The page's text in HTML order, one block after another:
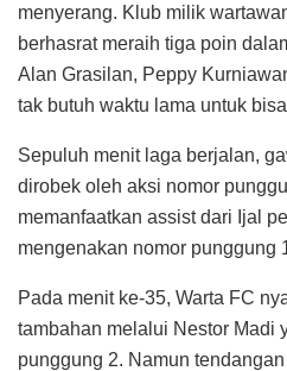
menyerang. Klub milik
berhasrat meraih tiga poin
Alan Grasilan, Peppy
tak butuh waktu lama untuk
Sepuluh menit laga berjalan,
dirobek oleh aksi nomor
memanfaatkan assist dari Ijal
mengenakan nomor punggung
Pada menit ke-35, Warta FC
tambahan melalui Nestor Madi
punggung 2. Namun